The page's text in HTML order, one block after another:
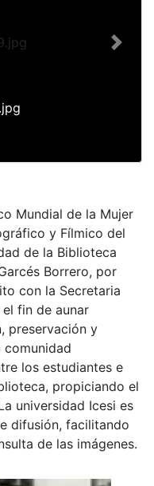
Next
Mundial de la Mujer
y Fílmico del
de la Biblioteca
Borrero, por
con la Secretaria
fin de aunar
preservación y
los estudiantes e
propiciando el
universidad Icesi es
difusión, facilitando
de las imágenes.